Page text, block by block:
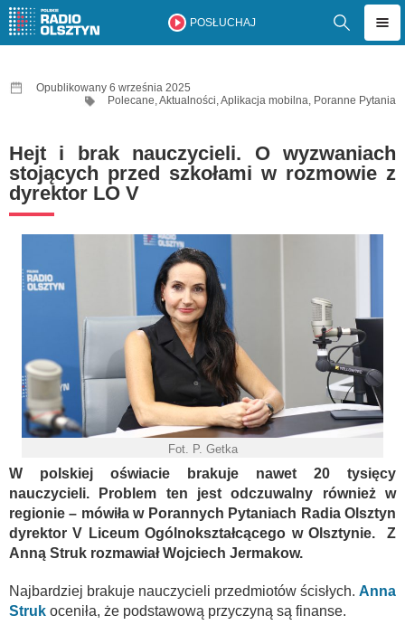
POSŁUCHAJ
Opublikowany 6 września 2025
Polecane,Aktualności,Aplikacja mobilna, Poranne Pytania
Hejt i brak nauczycieli. O wyzwaniach
stojących przed szkołami w rozmowie z
dyrektor LO V
Fot. P. Getka
W polskiej oświacie brakuje nawet 20 tysięcy
nauczycieli. Problem ten jest odczuwalny również w
regionie – mówiła w Porannych Pytaniach Radia Olsztyn
dyrektor V Liceum Ogólnokształcącego w Olsztynie. Z
Anną Struk rozmawiał Wojciech Jermakow.
Najbardziej brakuje nauczycieli przedmiotów ścisłych. Anna
Struk oceniła, że podstawową przyczyną są finanse.